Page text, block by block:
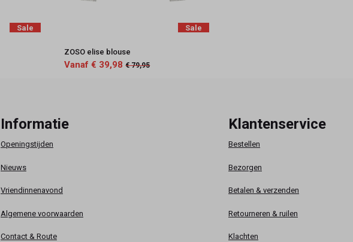
Sale Sale
ZOSO elise blouse
Vanaf € 39,98 € 79,95
Informatie
Openingstijden
Nieuws
Vriendinnenavond
Algemene voorwaarden
Contact & Route
Klantenservice
Bestellen
Bezorgen
Betalen & verzenden
Retourneren & ruilen
Klachten